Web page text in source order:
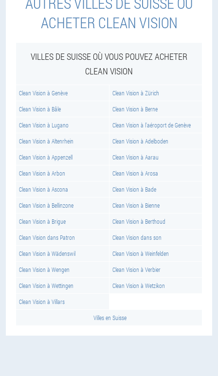
ACHETER CLEAN VISION
VILLES DE SUISSE OÙ VOUS POUVEZ ACHETER
CLEAN VISION
Clean Vision à Genève Clean Vision à Zürich
Clean Vision à Bâle Clean Vision à Berne
Clean Vision à Lugano Clean Vision à l'aéroport de Genève
Clean Vision à Altenrhein Clean Vision à Adelboden
Clean Vision à Appenzell Clean Vision à Aarau
Clean Vision à Arbon Clean Vision à Arosa
Clean Vision à Ascona Clean Vision à Bade
Clean Vision à Bellinzone Clean Vision à Bienne
Clean Vision à Brigue Clean Vision à Berthoud
Clean Vision dans Patron Clean Vision dans son
Clean Vision à Wädenswil Clean Vision à Weinfelden
Clean Vision à Wengen Clean Vision à Verbier
Clean Vision à Wettingen Clean Vision à Wetzikon
Clean Vision à Villars
Villes en Suisse